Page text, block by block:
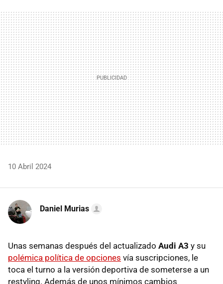
MAIL
10 Abril 2024
Daniel Murias
Unas semanas después del actualizado Audi A3 y su
polémica política de opciones vía suscripciones, le
toca el turno a la versión deportiva de someterse a un
restyling. Además de unos mínimos cambios